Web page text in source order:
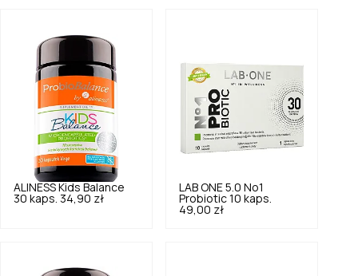
ALINESS Kids Balance
30 kaps. 34,90 zł
LAB ONE 5.0 No1
Probiotic 10 kaps.
49,00 zł